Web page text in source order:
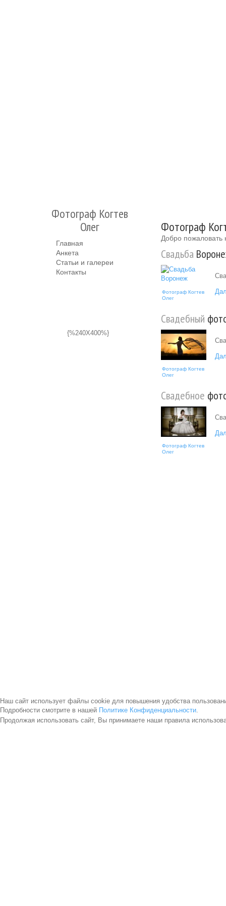
Фотограф Когтев
Олег
Главная
Анкета
Статьи и галереи
Контакты
{%240X400%}
Фотограф
Добро пожаловать
Свадьба
Фотограф Когтев
Олег
Свадебный
Фотограф Когтев
Олег
Свадебное
Фотограф Когтев
Олег
Наш сайт использует файлы cookie для повышения удобства
Подробности смотрите в нашей Политике Конфиденциальности.
Продолжая использовать сайт, Вы принимаете наши правила